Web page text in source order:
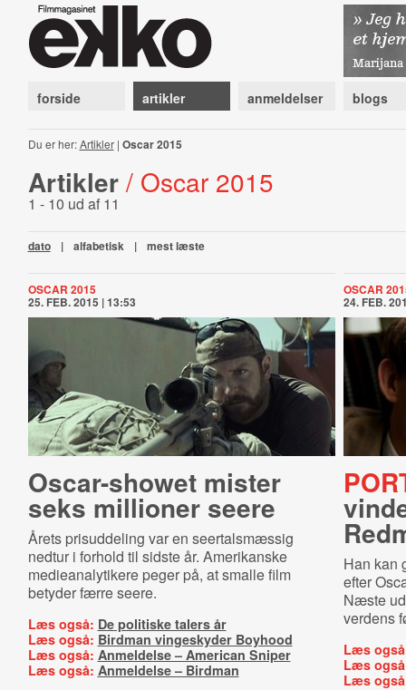
forside artikler anmeldelser blogs
Du er her:Artikler| Oscar 2015
Artikler / Oscar 2015
1 - 10 ud af 11
dato | alfabetisk | mest læste
OSCAR 2015
25. FEB. 2015 | 13:53
Oscar-showet mister
seks millioner seere
Årets prisuddeling var en seertalsmæssig
nedtur i forhold til sidste år. Amerikanske
medieanalytikere peger på, at smalle film
betyder færre seere.
Læs også: De politiske talers år
Læs også: Birdman vingeskyder Boyhood
Læs også: Anmeldelse – American Sniper
Læs også: Anmeldelse – Birdman
OSCAR
24. FEB.
Han kan
efter
Næste
verdens
Læs
Læs
Læs